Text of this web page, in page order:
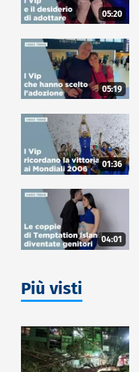
05:20
05:19
01:36
04:01
Più visti